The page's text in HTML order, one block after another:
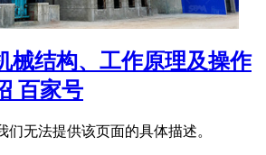
械结构、工作原理及操作
百家号
们无法提供该页面的具体描述。